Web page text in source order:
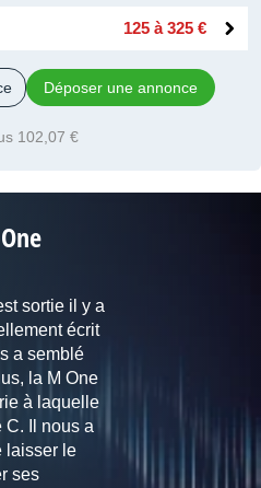
125 à 325 €
Déposer une annonce
102,07 €
sortie il y a
écrit
a semblé
la M One
à laquelle
C. Il nous a
laisser le
ses